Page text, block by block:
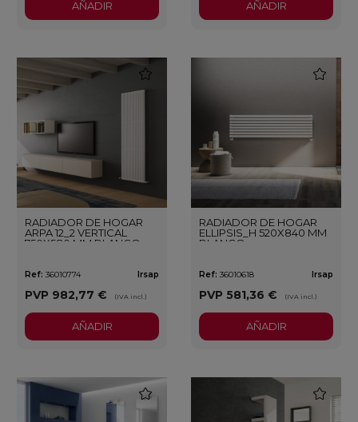
AÑADIR AÑADIR
RADIADOR DE HOGAR
ARPA 12_2 VERTICAL
750X580 MM BLANCO
Ref: 36010774 Irsap
PVP 982,77 € (IVA incl.)
AÑADIR
RADIADOR DE HOGAR
ELLIPSIS_H 520X840 MM
BLANCO
Ref: 36010618 Irsap
PVP 581,36 € (IVA incl.)
AÑADIR
favorite